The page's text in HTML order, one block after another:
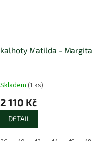
kalhoty Matilda - Margita
Skladem (1 ks)
2 110 Kč
DETAIL